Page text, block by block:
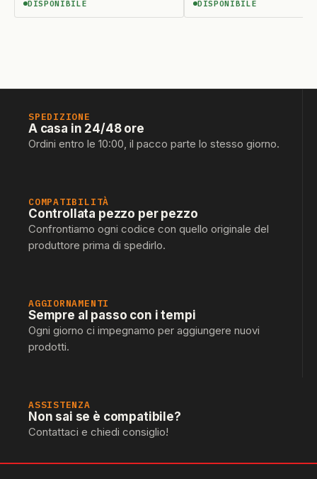
DISPONIBILE
DISPONIBILE DISPONIBILE
DISPONIBILE
SPEDIZIONE
A casa in 24/48 ore
Ordini entro le 10:00, il pacco parte lo stesso giorno.
COMPATIBILITÀ
Controllata pezzo per pezzo
Confrontiamo ogni codice con quello originale del
produttore prima di spedirlo.
AGGIORNAMENTI
Sempre al passo con i tempi
Ogni giorno ci impegnamo per aggiungere nuovi
prodotti.
ASSISTENZA
Non sai se è compatibile?
Contattaci e chiedi consiglio!